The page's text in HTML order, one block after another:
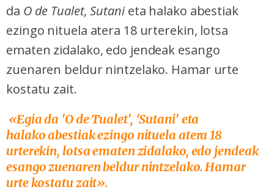
da O de Tualet, Sutanieta halako abestiak
ezingo nituela atera 18 urterekin, lotsa
ematen zidalako, edo jendeak esango
zuenaren beldur nintzelako. Hamar urte
kostatu zait.
«Egia da 'O de Tualet', 'Sutani' eta
halako abestiak ezingo nituela atera 18
urterekin, lotsa ematen zidalako, edo jendeak
esango zuenaren beldur nintzelako. Hamar
urte kostatu zait».